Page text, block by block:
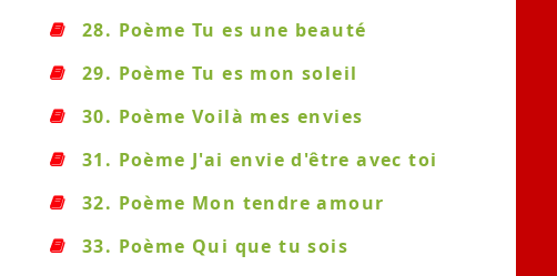
28. Poème Tu es une beauté
29. Poème Tu es mon soleil
30. Poème Voilà mes envies
31. Poème J'ai envie d'être avec toi
32. Poème Mon tendre amour
33. Poème Qui que tu sois